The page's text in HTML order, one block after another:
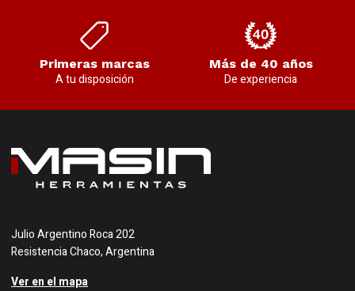
Primeras marcas
A tu disposición
Más de 40 años
De experiencia
Julio Argentino Roca 202
Resistencia Chaco, Argentina
Ver en el mapa